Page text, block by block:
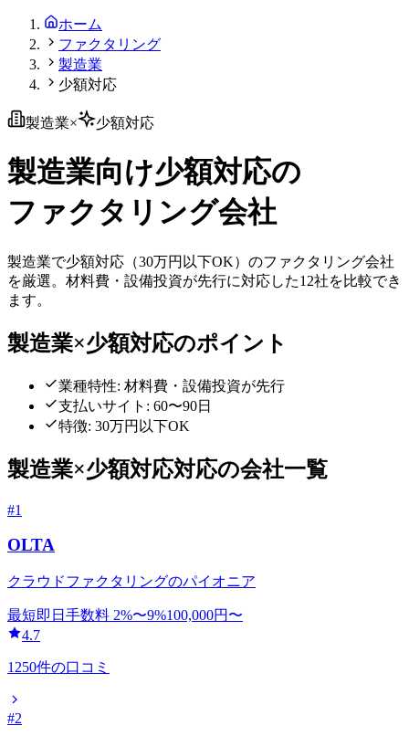
ホーム
ファクタリング
製造業
少額対応
製造業× 少額対応
製造業向け少額対応の
ファクタリング会社
製造業で少額対応 （30万円以下OK）のファクタリング会社
を厳選。 材料費・設備投資が先行に対応した12社を比較でき
ます。
製造業×少額対応のポイント
業種特性: 材料費・設備投資が先行
支払いサイト: 60〜90日
特徴: 30万円以下OK
製造業×少額対応対応の会社一覧
#1
OLTA
クラウドファクタリングのパイオニア
最短即日 手数料 2%〜9%100,000円〜
4.7
1250件の口コミ
#2